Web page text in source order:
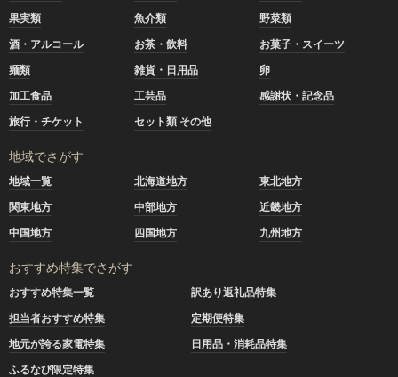
果実類
魚介類
野菜類
酒・アルコール
お茶・飲料
お菓子・スイーツ
麺類
雑貨・日用品
卵
加工食品
工芸品
感謝状・記念品
旅行・チケット
セット類 その他
地域でさがす
地域一覧 北海道地方
東北地方
関東地方
中部地方
近畿地方
中国地方
四国地方 九州地方
おすすめ特集でさがす
おすすめ特集一覧
訳あり返礼品特集
担当者おすすめ特集
定期便特集
地元が誇る家電特集
日用品・消耗品特集
ふるなび限定特集